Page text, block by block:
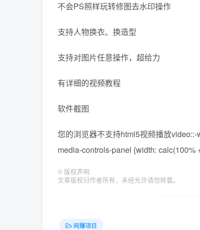
不会PS照样玩转修图去水印操作
支持人物换衣、换造型
支持对图片任意操作，超给力
有详细的视频教程
软件截图
您的浏览器不支持html5视频播放
media-controls-panel {width: calc(100%
© 版权声明
文章版权归作者所有，未经允许请勿转载。
网赚项目